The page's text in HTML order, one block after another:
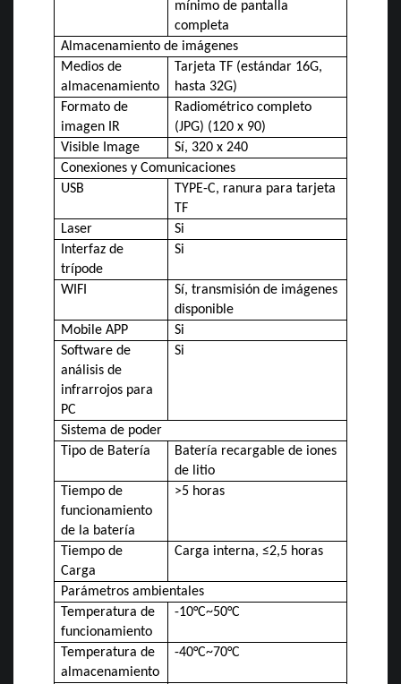
mínimo de pantalla
completa
Almacenamiento de imágenes
Medios de
almacenamiento
Tarjeta TF (estándar 16G,
hasta 32G)
Formato de
imagen IR
Radiométrico completo
(JPG) (120 x 90)
Visible Image
Sí, 320 x 240
Conexiones y Comunicaciones
USB
TYPE-C, ranura para tarjeta
TF
Laser
Si
Interfaz de
trípode
Si
WIFI
Sí, transmisión de imágenes
disponible
Mobile APP
Si
Software de
análisis de
infrarrojos para
PC
Si
Sistema de poder
Tipo de Batería
Batería recargable de iones
de litio
Tiempo de
funcionamiento
de la batería
>5 horas
Tiempo de
Carga
Carga interna, ≤2,5 horas
Parámetros ambientales
Temperatura de
funcionamiento
-10°C~50°C
Temperatura de
almacenamiento
-40°C~70°C